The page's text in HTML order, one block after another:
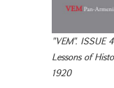
"VEM". ISSUE
Lessons of
1920